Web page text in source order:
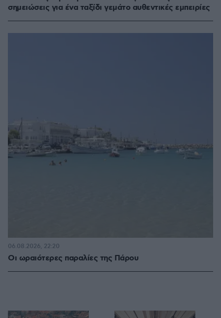
σημειώσεις για ένα ταξίδι γεμάτο αυθεντικές εμπειρίες
Οι ωραιότερες παραλίες της Πάρου
06.08.2026, 22:20